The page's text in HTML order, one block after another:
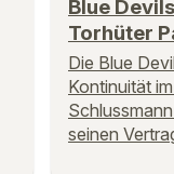
Blue
Torhüter
Die Blue
Kontinuität
seinen